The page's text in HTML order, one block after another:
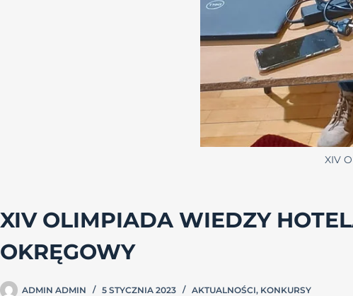
XIV
XIV OLIMPIADA WIEDZY
OKRĘGOWY
ADMIN ADMIN 5 STYCZNIA 2023 AKTUALNOŚCI, KONKURSY